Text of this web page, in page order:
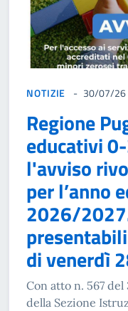
NOTIZIE 30/07/26
Regione
educativi
l'avviso
per l’anno
2026/
di venerdì
Con atto n. 567
della Sezione